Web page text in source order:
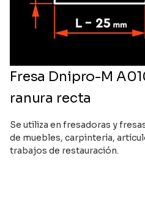
Fresa Dnipro-M
ranura recta
Se utiliza en fresadoras y
de muebles, carpintería,
trabajos de restauración.